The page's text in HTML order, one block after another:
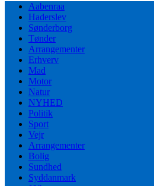
Aabenraa
Haderslev
Sønderborg
Tønder
Arrangementer
Erhverv
Mad
Motor
Natur
NYHED
Politik
Sport
Vejr
Arrangementer
Bolig
Sundhed
Syddanmark